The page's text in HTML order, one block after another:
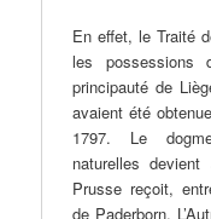
En effet, le Traité
les possessions
principauté de
avaient été
1797. Le
naturelles
Prusse reçoit,
de Paderborn.